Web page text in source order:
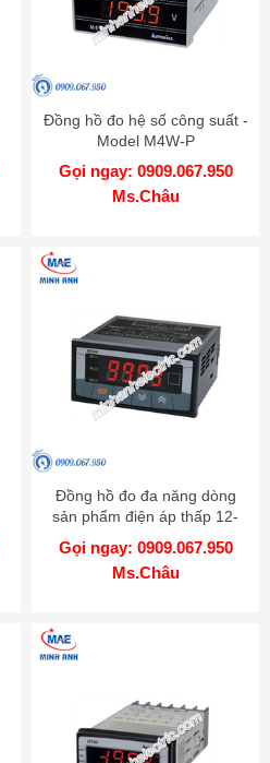
Đồng hồ đo hệ số công suất -
Model M4W-P
Gọi ngay: 0909.067.950
Ms.Châu
Đồng hồ đo đa năng dòng
sản phẩm điện áp thấp 12-
24VDC - Model MT4W
Gọi ngay: 0909.067.950
Ms.Châu